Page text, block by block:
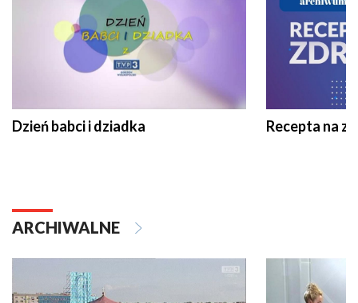
Dzień babci i dziadka Recepta na
ARCHIWALNE